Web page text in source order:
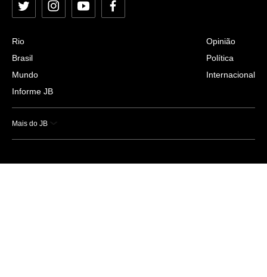
Twitter InstagramYouTubeFacebook
Rio
Brasil
Mundo
Informe JB
Opinião
Política
Internacional
Mais do JB
Esportes